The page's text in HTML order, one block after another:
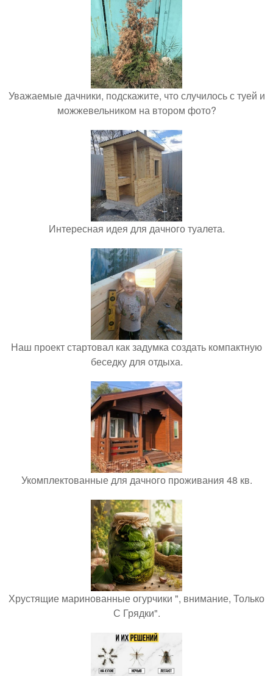
Уважаемые дачники, подскажите, что случилось с туей и
можжевельником на втором фото?
Интересная идея для дачного туалета.
Наш проект стартовал как задумка создать компактную
беседку для отдыха.
Укомплектованные для дачного проживания 48 кв.
Хрустящие маринованные огурчики ", внимание, Только
С Грядки".